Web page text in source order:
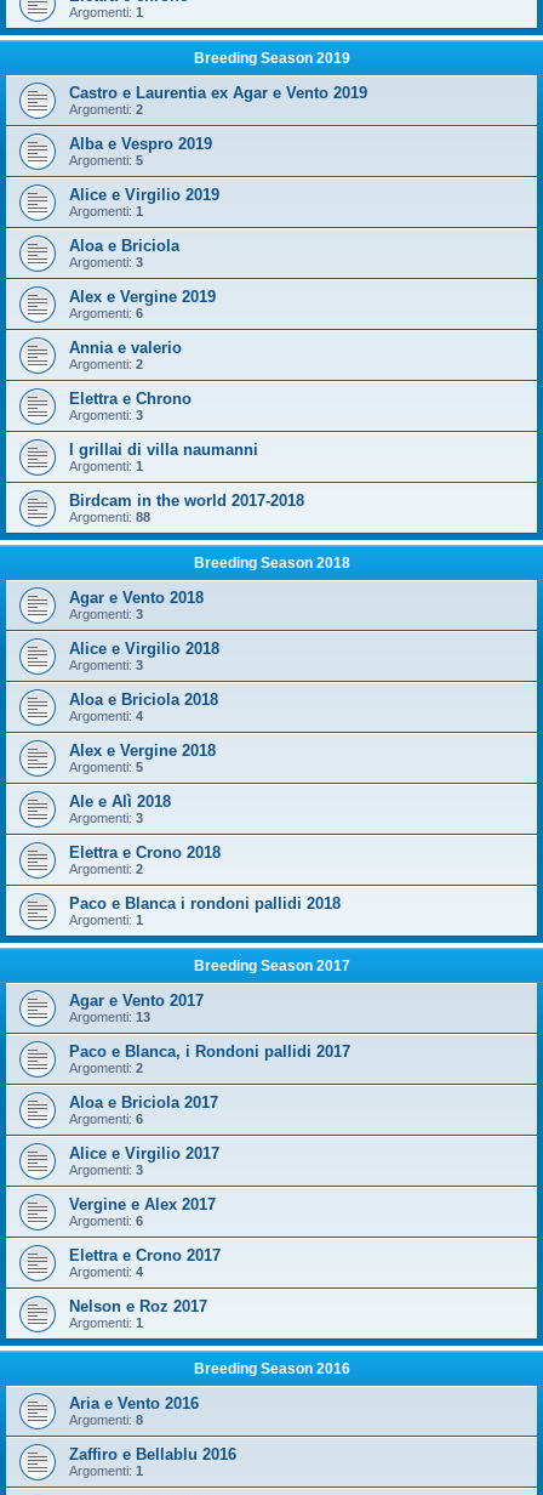
Argomenti: 1
Breeding Season 2019
Castro e Laurentia ex Agar e Vento 2019
Argomenti: 2
Alba e Vespro 2019
Argomenti: 5
Alice e Virgilio 2019
Argomenti: 1
Aloa e Briciola
Argomenti: 3
Alex e Vergine 2019
Argomenti: 6
Annia e valerio
Argomenti: 2
Elettra e Chrono
Argomenti: 3
I grillai di villa naumanni
Argomenti: 1
Birdcam in the world 2017-2018
Argomenti: 88
Breeding Season 2018
Agar e Vento 2018
Argomenti: 3
Alice e Virgilio 2018
Argomenti: 3
Aloa e Briciola 2018
Argomenti: 4
Alex e Vergine 2018
Argomenti: 5
Ale e Alì 2018
Argomenti: 3
Elettra e Crono 2018
Argomenti: 2
Paco e Blanca i rondoni pallidi 2018
Argomenti: 1
Breeding Season 2017
Agar e Vento 2017
Argomenti: 13
Paco e Blanca, i Rondoni pallidi 2017
Argomenti: 2
Aloa e Briciola 2017
Argomenti: 6
Alice e Virgilio 2017
Argomenti: 3
Vergine e Alex 2017
Argomenti: 6
Elettra e Crono 2017
Argomenti: 4
Nelson e Roz 2017
Argomenti: 1
Breeding Season 2016
Aria e Vento 2016
Argomenti: 8
Zaffiro e Bellablu 2016
Argomenti: 1